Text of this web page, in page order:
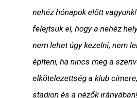
nehéz hónapok előtt
felejtsük el, hogy a nehéz
nem lehet úgy kezelni, nem
építeni, ha nincs meg a
elkötelezettség a klub
stadion és a nézők